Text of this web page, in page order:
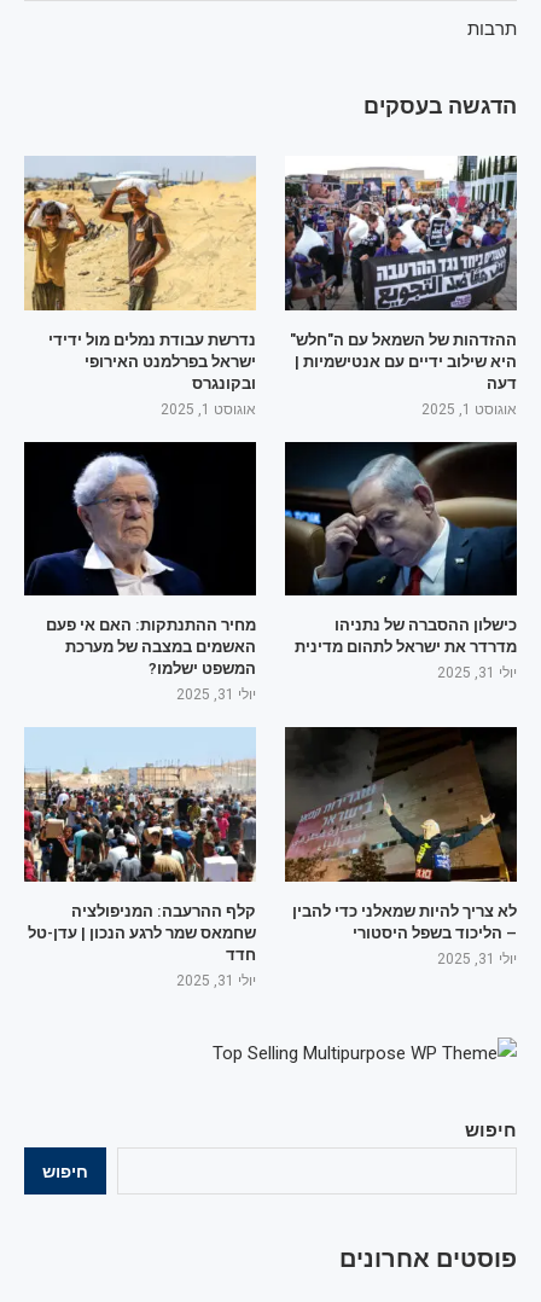
חיפוש
חיפוש
פוסטים אחרונים
תרבות
הדגשה בעסקים
ההזדהות של השמאל עם ה"חלש"
היא שילוב ידיים עם אנטישמיות |
דעה
אוגוסט 1, 2025
נדרשת עבודת נמלים מול ידידי
ישראל בפרלמנט האירופי
ובקונגרס
אוגוסט 1, 2025
כישלון ההסברה של נתניהו
מדרדר את ישראל לתהום מדינית
יולי 31, 2025
מחיר ההתנתקות: האם אי פעם
האשמים במצבה של מערכת
המשפט ישלמו?
יולי 31, 2025
לא צריך להיות שמאלני כדי להבין
– הליכוד בשפל היסטורי
יולי 31, 2025
קלף ההרעבה: המניפולציה
שחמאס שמר לרגע הנכון | עדן-טל
חדד
יולי 31, 2025